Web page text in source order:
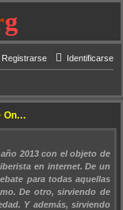
g
Identificarse
Registrarse
Bienvenido · Bem-vindo · Benvingut · Benvido · Ongietorri !!!
2013 con el objeto de
en internet. De un
para todas aquellas
De otro, sirviendo de
Y además, sirviendo